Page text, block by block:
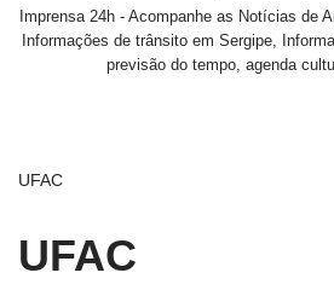
Imprensa 24h - Acompanhe as Notícias de
Informações de trânsito em Sergipe,
previsão do tempo, agenda
UFAC
UFAC